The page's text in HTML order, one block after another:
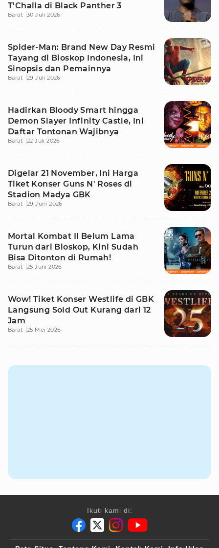
T'Challa di Black Panther 3
Barat 30 Juli 2026
Spider-Man: Brand New Day Resmi
Tayang di Bioskop Indonesia, Ini
Sinopsis dan Pemainnya
Barat 29 Juli 2026
Hadirkan Bloody Smart hingga
Demon Slayer Infinity Castle, Ini
Daftar Tontonan Wajibnya
Barat 22 Juli 2026
Digelar 21 November, Ini Harga
Tiket Konser Guns N' Roses di
Stadion Madya GBK
Barat 29 Juni 2026
Mortal Kombat II Belum Lama
Turun dari Bioskop, Kini Sudah
Bisa Ditonton di Rumah!
Barat 25 Juni 2026
Wow! Tiket Konser Westlife di GBK
Langsung Sold Out Kurang dari 12
Jam
Barat 25 Mei 2026
Ikuti kami di: